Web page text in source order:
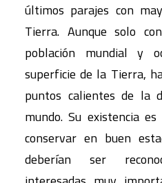
últimos parajes con
Tierra. Aunque solo
población mundial y
superficie de la Tierra,
puntos calientes de la
mundo. Su existencia
conservar en buen
deberían ser